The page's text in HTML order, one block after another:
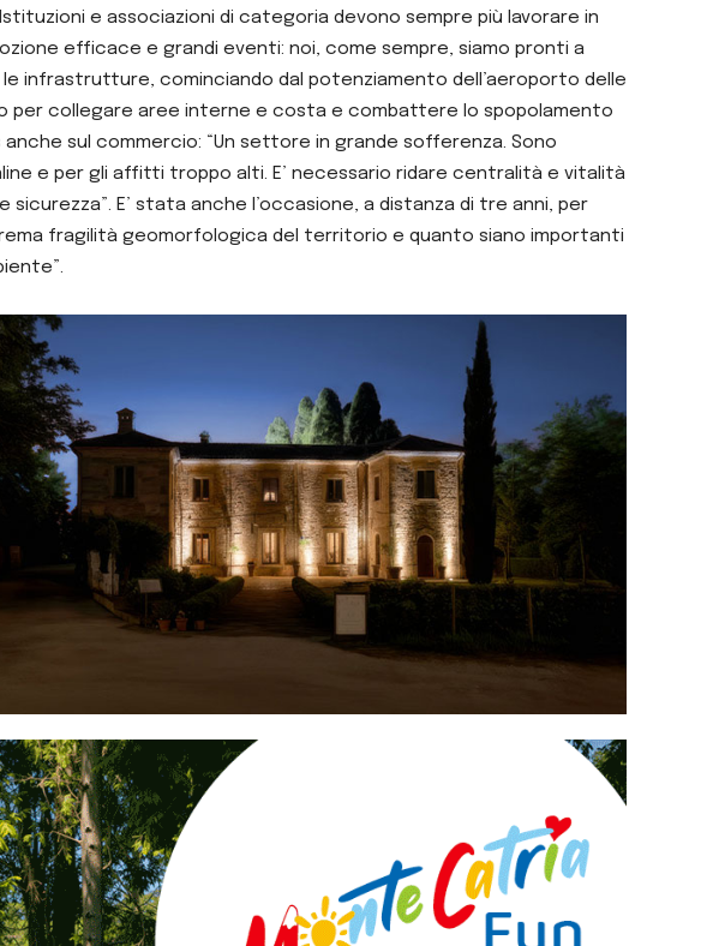
e associazioni di categoria devono sempre più lavorare in
efficace e grandi eventi: noi, come sempre, siamo pronti a
infrastrutture, cominciando dal potenziamento dell’aeroporto delle
per collegare aree interne e costa e combattere lo spopolamento
sul commercio: “Un settore in grande sofferenza. Sono
e per gli affitti troppo alti. E’ necessario ridare centralità e vitalità
E’ stata anche l’occasione, a distanza di tre anni, per
fragilità geomorfologica del territorio e quanto siano importanti